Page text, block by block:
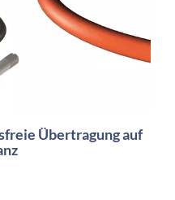
Übertragung auf